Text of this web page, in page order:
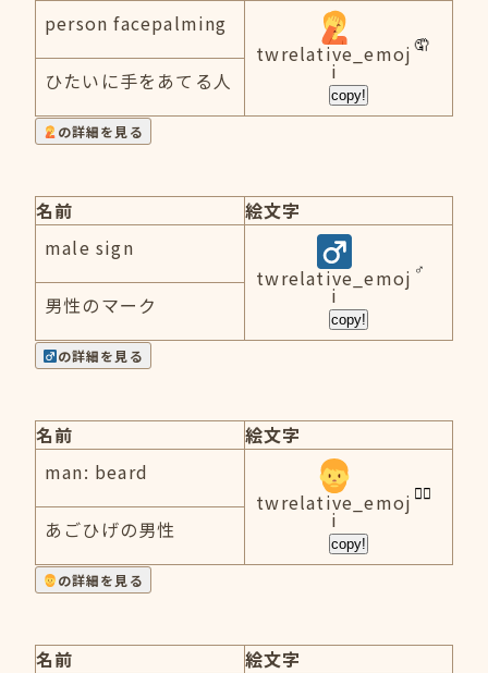
person facepalming
twrelative_emoj
i
copy!
ひたいに手をあてる人
の詳細を見る
名前
絵文字
male sign
twrelative_emoj
i
copy!
男性のマーク
の詳細を見る
名前
絵文字
man: beard
twrelative_emoj
i
copy!
あごひげの男性
の詳細を見る
名前
絵文字